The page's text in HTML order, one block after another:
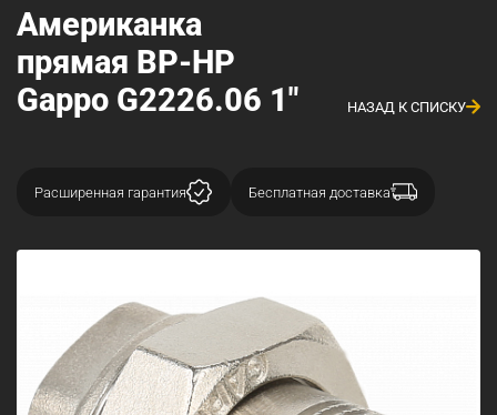
Американка
прямая ВР-НР
Gappo G2226.06 1"
НАЗАД К СПИСКУ
Расширенная гарантия Бесплатная доставка